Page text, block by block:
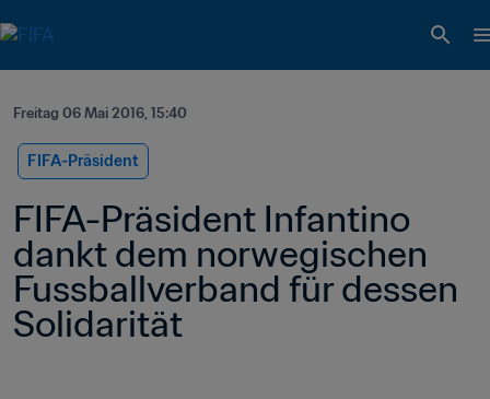
Freitag 06 Mai 2016, 15:40
FIFA-Präsident
FIFA-Präsident Infantino
dankt dem norwegischen
Fussballverband für dessen
Solidarität